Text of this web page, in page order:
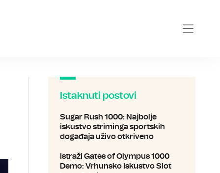
Istaknuti postovi
Sugar Rush 1000: Najbolje
iskustvo striminga sportskih
događaja uživo otkriveno
Istraži Gates of Olympus 1000
Demo: Vrhunsko Iskustvo Slot